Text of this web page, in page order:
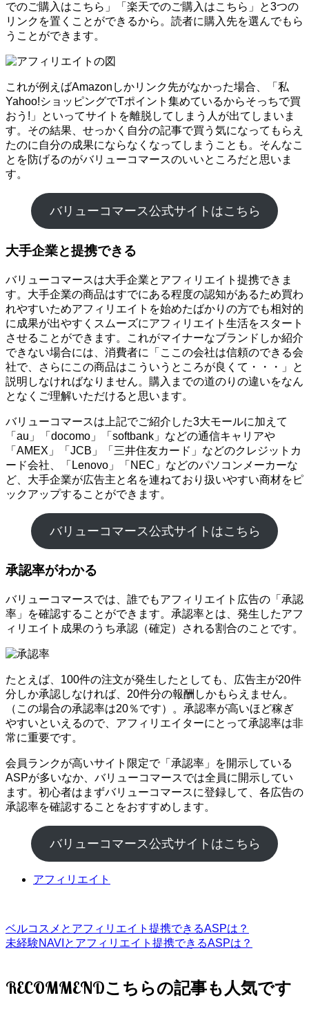
でのご購入はこちら」「楽天でのご購入はこちら」と3つの
リンクを置くことができるから。読者に購入先を選んでもら
うことができます。
これが例えばAmazonしかリンク先がなかった場合、「私
Yahoo!ショッピングでTポイント集めているからそっちで買
おう!」といってサイトを離脱してしまう人が出てしまいま
す。その結果、せっかく自分の記事で買う気になってもらえ
たのに自分の成果にならなくなってしまうことも。そんなこ
とを防げるのがバリューコマースのいいところだと思いま
す。
バリューコマース公式サイトはこちら
大手企業と提携できる
バリューコマースは大手企業とアフィリエイト提携できま
す。大手企業の商品はすでにある程度の認知があるため買わ
れやすいためアフィリエイトを始めたばかりの方でも相対的
に成果が出やすくスムーズにアフィリエイト生活をスタート
させることができます。これがマイナーなブランドしか紹介
できない場合には、消費者に「ここの会社は信頼のできる会
社で、さらにこの商品はこういうところが良くて・・・」と
説明しなければなりません。購入までの道のりの違いをなん
となくご理解いただけると思います。
バリューコマースは上記でご紹介した3大モールに加えて
「au」「docomo」「softbank」などの通信キャリアや
「AMEX」「JCB」「三井住友カード」などのクレジットカ
ード会社、「Lenovo」「NEC」などのパソコンメーカーな
ど、大手企業が広告主と名を連ねており扱いやすい商材をピ
ックアップすることができます。
バリューコマース公式サイトはこちら
承認率がわかる
バリューコマースでは、誰でもアフィリエイト広告の「承認
率」を確認することができます。承認率とは、発生したアフ
ィリエイト成果のうち承認（確定）される割合のことです。
たとえば、100件の注文が発生したとしても、広告主が20件
分しか承認しなければ、20件分の報酬しかもらえません。
（この場合の承認率は20％です）。承認率が高いほど稼ぎ
やすいといえるので、アフィリエイターにとって承認率は非
常に重要です。
会員ランクが高いサイト限定で「承認率」を開示している
ASPが多いなか、バリューコマースでは全員に開示してい
ます。初心者はまずバリューコマースに登録して、各広告の
承認率を確認することをおすすめします。
バリューコマース公式サイトはこちら
アフィリエイト
ベルコスメとアフィリエイト提携できるASPは？
未経験NAVIとアフィリエイト提携できるASPは？
RECOMMEND